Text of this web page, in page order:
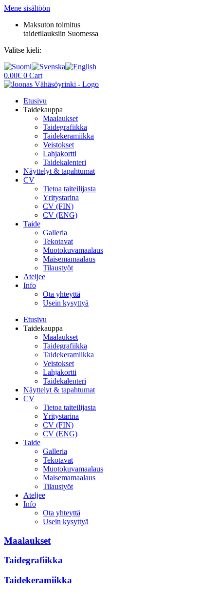
Mene sisältöön
Maksuton toimitus
taidetilauksiin Suomessa
Valitse kieli:
0.00€ 0 Cart
Etusivu
Taidekauppa
Maalaukset
Taidegrafiikka
Taidekeramiikka
Veistokset
Lahjakortti
Taidekalenteri
Näyttelyt & tapahtumat
CV
Tietoa taiteilijasta
Yritystarina
CV (FIN)
CV (ENG)
Taide
Galleria
Tekotavat
Muotokuvamaalaus
Maisemamaalaus
Tilaustyöt
Ateljee
Info
Ota yhteyttä
Usein kysyttyä
Etusivu
Taidekauppa
Maalaukset
Taidegrafiikka
Taidekeramiikka
Veistokset
Lahjakortti
Taidekalenteri
Näyttelyt & tapahtumat
CV
Tietoa taiteilijasta
Yritystarina
CV (FIN)
CV (ENG)
Taide
Galleria
Tekotavat
Muotokuvamaalaus
Maisemamaalaus
Tilaustyöt
Ateljee
Info
Ota yhteyttä
Usein kysyttyä
Maalaukset
Taide­grafiikka
Taide­keramiikka